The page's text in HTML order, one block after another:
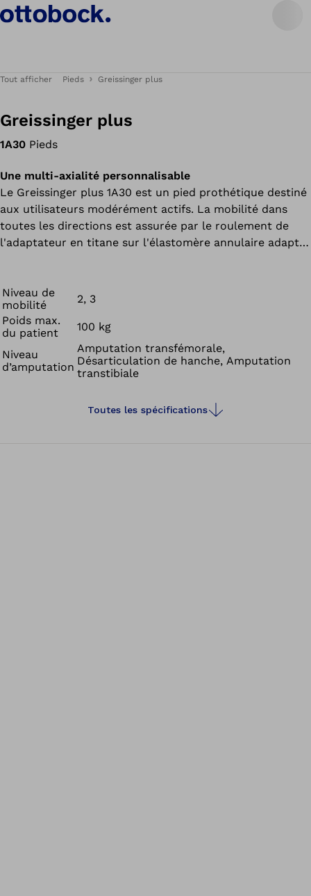
Tout afficher Pieds Greissinger plus
Greissinger plus
1A30 Pieds
Une multi-axialité personnalisable
Le Greissinger plus 1A30 est un pied prothétique destiné
aux utilisateurs modérément actifs. La mobilité dans
toutes les directions est assurée par le roulement de
l'adaptateur en titane sur l'élastomère annulaire adapté
élastique.
Niveau de
mobilité
2, 3
Poids max.
du patient
100 kg
Niveau
d’amputation
Amputation transfémorale,
Désarticulation de hanche, Amputation
transtibiale
Toutes les spécifications